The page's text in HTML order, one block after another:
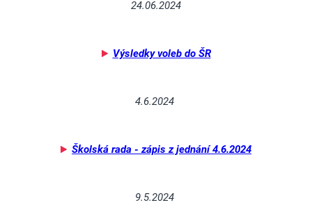
24.06.2024
Výsledky voleb do ŠR
4.6.2024
Školská rada - zápis z jednání 4.6.2024
9.5.2024